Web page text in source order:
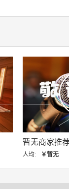
暂无商家推荐，
￥暂无